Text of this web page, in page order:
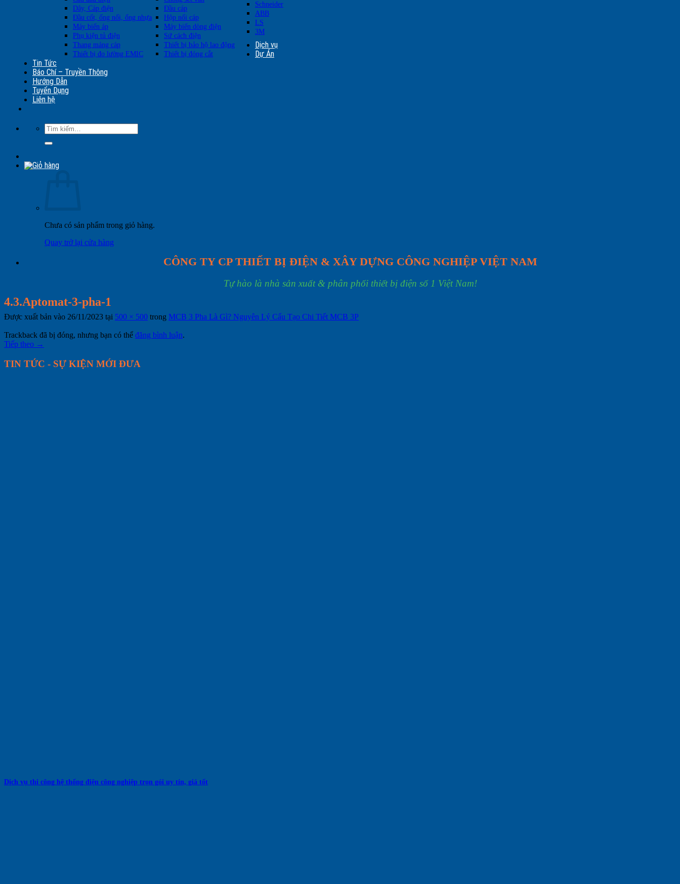
Dây, Cáp điện
Đầu cáp
Đầu cốt, ống nối, ống nhựa
Hộp nối cáp
Máy biến áp
Máy biến dòng điện
Phụ kiện tủ điện
Sứ cách điện
Thang máng cáp
Thiết bị bảo hộ lao động
Thiết bị đo lường EMIC
Thiết bị đóng cắt
Schneider
ABB
LS
3M
Dịch vụ
Dự Án
Tin Tức
Báo Chí – Truyền Thông
Hướng Dẫn
Tuyển Dụng
Liên hệ
Tìm
kiếm:
Chưa có sản phẩm trong giỏ hàng.
Quay trở lại cửa hàng
CÔNG TY CP THIẾT BỊ ĐIỆN & XÂY DỰNG CÔNG NGHIỆP VIỆT NAM
Tự hào là nhà sản xuất & phân phối thiết bị điện số 1 Việt Nam!
4.3.Aptomat-3-pha-1
Được xuất bản vào 26/11/2023 tại 500 × 500 trong MCB 3 Pha Là Gì? Nguyên Lý Cấu Tạo Chi Tiết MCB 3P
Trackback đã bị đóng, nhưng bạn có thể đăng bình luận.
Tiếp theo →
TIN TỨC - SỰ KIỆN MỚI ĐƯA
Dịch vụ thi công hệ thống điện công nghiệp trọn gói uy tín, giá tốt